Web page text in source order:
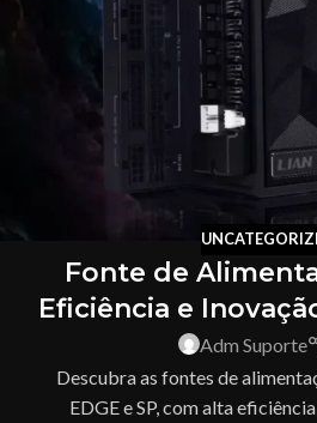
Fonte de
Eficiência e
Adm Suporte
Descubra as fontes de
EDGE e SP, com alta